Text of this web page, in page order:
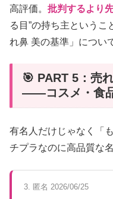
高評価。 批判するより
る目”の持ち主という
れ鼻 美の基準」につい
🎯 PART 5：売
——コスメ・食
有名人だけじゃなく「
チプラなのに高品質な
3. 匿名 2026/06/25